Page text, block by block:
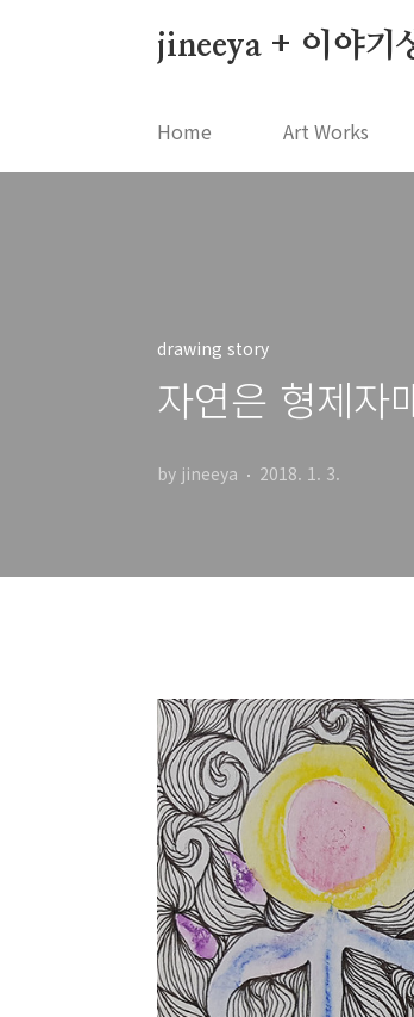
jineeya + 이야기
Home Art Works
drawing story
자연은 형제자
by jineeya 2018. 1. 3.